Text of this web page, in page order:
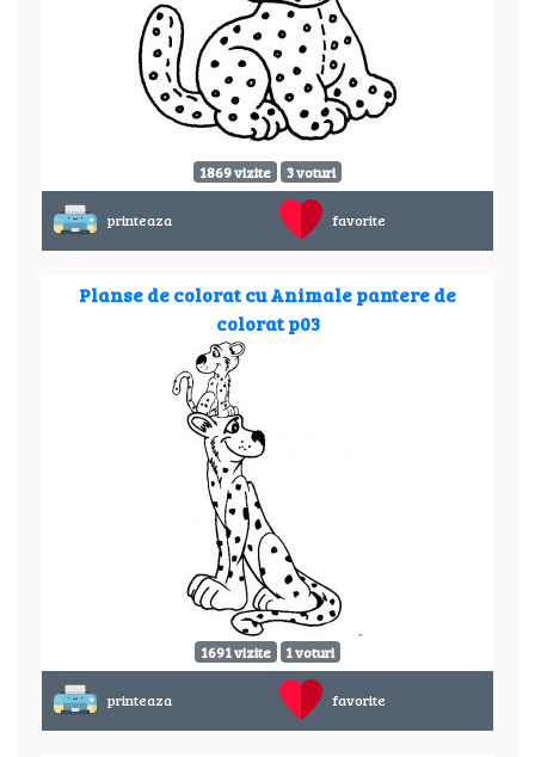
1869 vizite 3 voturi
printeaza favorite
Planse de colorat cu Animale pantere de
colorat p03
1691 vizite 1 voturi
printeaza favorite